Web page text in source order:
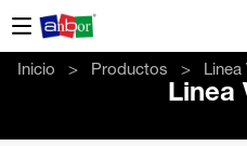
Inicio Productos Linea
Linea